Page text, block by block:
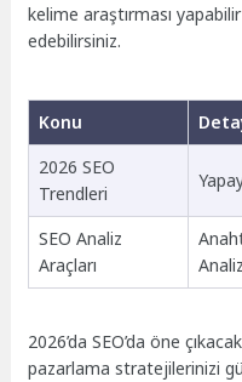
kelime araştırması
edebilirsiniz.
Konu
2026 SEO
Trendleri
SEO Analiz
Araçları
2026’da SEO’da öne
pazarlama stratejilerinizi